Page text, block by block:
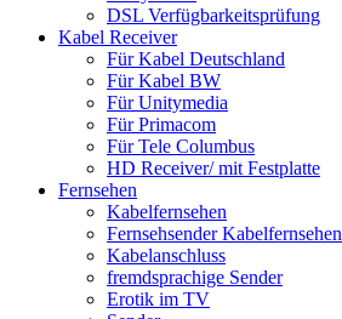
DSL Verfügbarkeitsprüfung
Kabel Receiver
Für Kabel Deutschland
Für Kabel BW
Für Unitymedia
Für Primacom
Für Tele Columbus
HD Receiver/ mit Festplatte
Fernsehen
Kabelfernsehen
Fernsehsender Kabelfernsehen
Kabelanschluss
fremdsprachige Sender
Erotik im TV